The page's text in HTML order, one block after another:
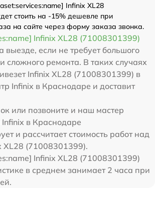
Infinix XL28
стоить на -15% дешевле при
на сайте через форму заказа звонка.
Infinix XL28 (71008301399)
выезде, если не требует большого
сложного ремонта. В таких случаях
Infinix XL28 (71008301399) в
Infinix в Краснодаре и доставит
или позвоните и наш мастер
в Краснодаре
и рассчитает стоимость работ над
XL28 (71008301399).
Infinix XL28 (71008301399)
в среднем занимает 2 часа при